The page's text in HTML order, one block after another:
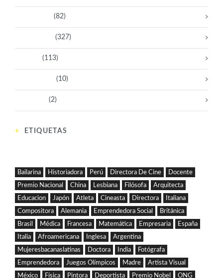
(82)
(327)
(113)
(10)
(2)
ETIQUETAS
Bailarina Historiadora Perú Directora De Cine
Docente
Premio Nacional
China Lesbiana Filósofa
Arquitecta
Educacion
Japón Atleta Cineasta Directora
Italiana
Compositora
Alemania Emprendedora Social
Británica
Brasil
Médica Francesa Matemática Empresaria
España
Italia
Afroamericana Inglesa
Argentina
Mujeresbacanaslatinas
Doctora India
Fotógrafa
Emprendedora
Juegos Olímpicos Madre
Artista Visual
México
Física Pintora Deportista Premio Nobel ONG